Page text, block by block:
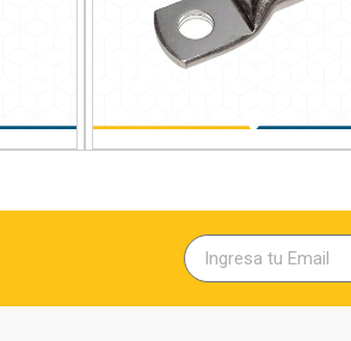
TALMA TERMINAL A COMPRENSION
CON BARRIL LARGO CU/ES.500mm2 1h